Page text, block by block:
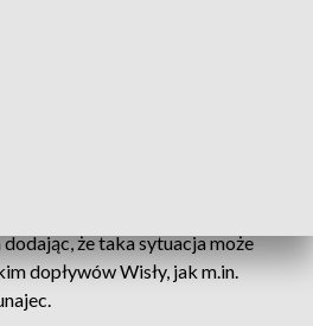
że taka sytuacja może
dopływów Wisły, jak m.in.